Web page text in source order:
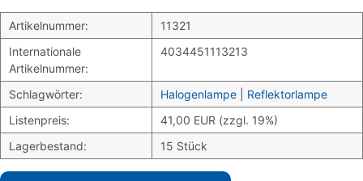
Artikelnummer:
11321
Internationale
Artikelnummer:
4034451113213
Schlagwörter: Halogenlampe
Reflektorlampe
Listenpreis:
41,00 EUR (zzgl. 19%)
Lagerbestand:
15 Stück